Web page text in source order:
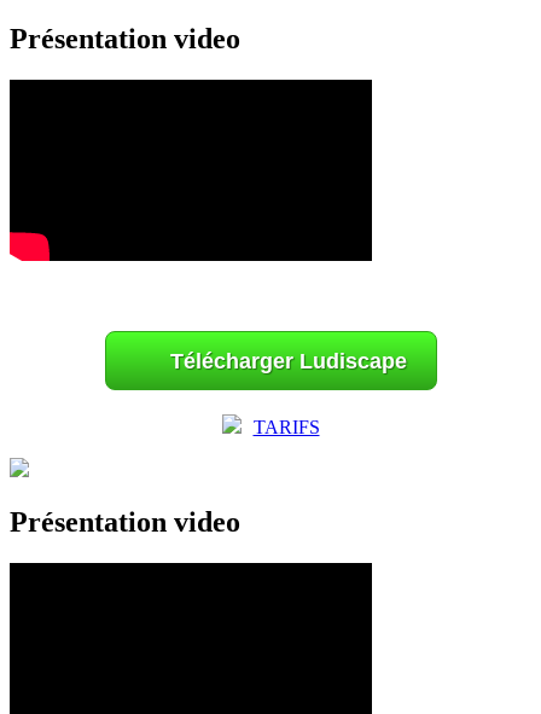
Présentation video
Télécharger Ludiscape
TARIFS
Présentation video